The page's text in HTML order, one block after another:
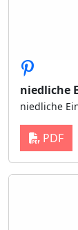
niedliche
niedliche
PDF